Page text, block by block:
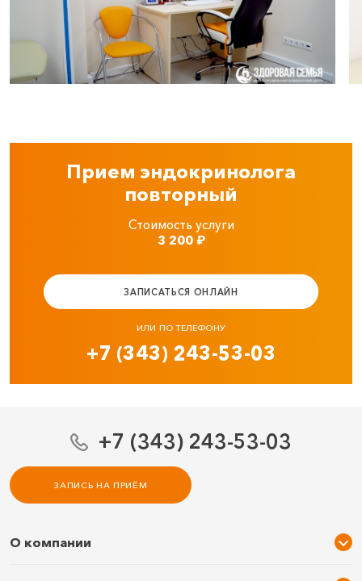
Прием эндокринолога
повторный
Стоимость услуги
3 200₽
ЗАПИСАТЬСЯ ОНЛАЙН
ИЛИ ПО ТЕЛЕФОНУ
+7 (343) 243-53-03
+7 (343) 243-53-03
ЗАПИСЬ НА ПРИЁМ
О компании